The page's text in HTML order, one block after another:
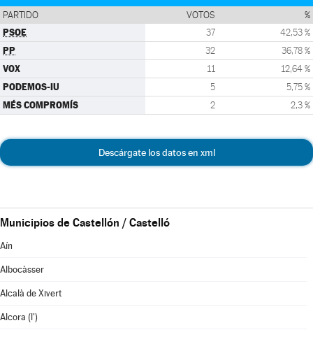
PARTIDO VOTOS %
PSOE 37 42,53 %
PP 32 36,78 %
VOX 11 12,64 %
PODEMOS-IU 5 5,75 %
MÉS COMPROMÍS 2 2,3 %
Descárgate los datos en xml
Municipios de Castellón / Castelló
Aín
Albocàsser
Alcalà de Xivert
Alcora (l')